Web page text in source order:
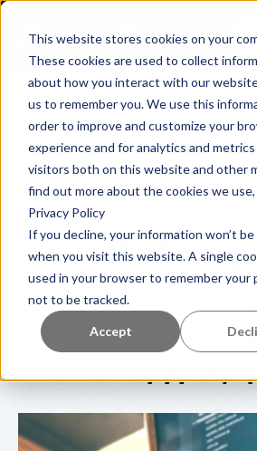
This website stores cookies on your
These cookies are used to collect
about how you interact with our
us to remember you. We use this
order to improve and customize your
experience and for analytics and
visitors both on this website and other
find out more about the cookies we
Privacy Policy
If you decline, your information won’t
when you visit this website. A single
used in your browser to remember your
not to be tracked.
Accept
FANNY KUHN 15
Πώς να
δεδομένα
μια νέα